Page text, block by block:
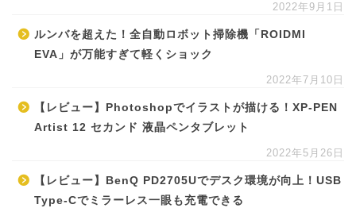
2022年9月1日
ルンバを超えた！全自動ロボット掃除機「ROIDMI
EVA」が万能すぎて軽くショック
2022年7月10日
【レビュー】Photoshopでイラストが描ける！XP-PEN
Artist 12 セカンド 液晶ペンタブレット
2022年5月26日
【レビュー】BenQ PD2705Uでデスク環境が向上！USB
Type-Cでミラーレス一眼も充電できる